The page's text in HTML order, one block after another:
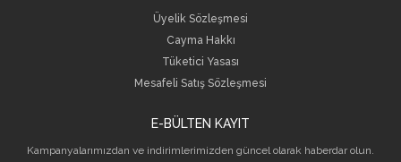
Üyelik Sözleşmesi
Cayma Hakkı
Tüketici Yasası
Mesafeli Satış Sözleşmesi
E-BÜLTEN KAYIT
Kampanyalarımızdan ve indirimlerimizden güncel olarak haberdar olun.